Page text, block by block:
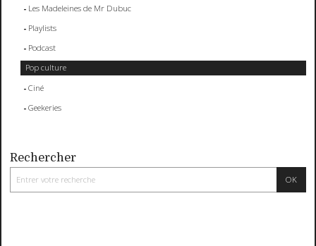
Les Madeleines de Mr Dubuc
Playlists
Podcast
Pop culture
Ciné
Geekeries
Rechercher